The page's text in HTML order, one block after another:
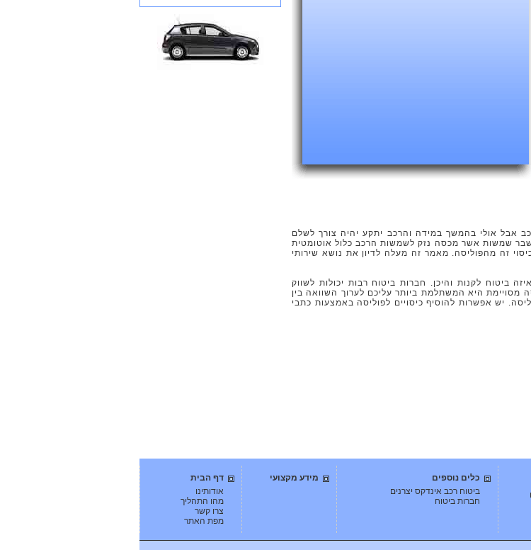
אבל אולי בהמשך במידה והרכב יתקע יהיה צורך לשלם
שבר שמשות אשר מכסה נזק לשמשות הרכב כלול אוטומטית
הממוצעת הינה 50 ₪ וניתן להסיר כיסוי זה מהפוליסה. מאמר זה מעלה לדיון את נושא שירותי
ביטוח לקנות והיכן. חברות ביטוח רבות יכולות לשווק
מסויימת היא המשתלמת ביותר עליכם לערוך השוואה בין
יש אפשרות להוסיף כיסויים לפוליסה באמצעות כתבי
כלים נוספים
ביטוח רכב אינדקס יצרנים
חברות ביטוח
מידע מקצועי
דף הבית
אודותינו
מהו התהליך
צרו קשר
מפת האתר